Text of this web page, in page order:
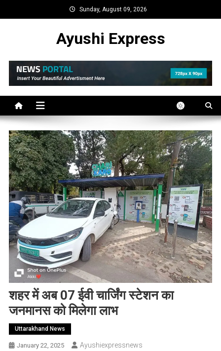
to
Sunday, August 09, 2026
Ayushi Express
शहर में अब 07 ईवी चार्जिंग स्टेशन का
जनमानस को मिलेगा लाभ
Uttarakhand News
January 22, 2025 Ayushiexpressnews